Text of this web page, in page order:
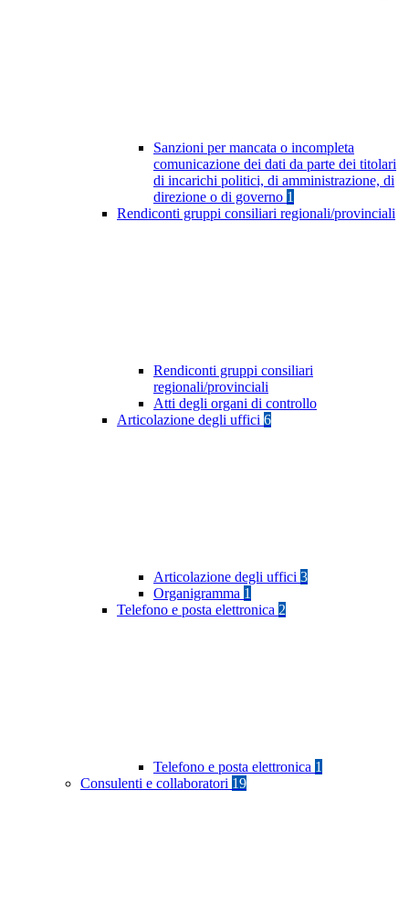
Sanzioni per mancata o incompleta
comunicazione dei dati da parte dei titolari
di incarichi politici, di amministrazione, di
direzione o di governo 1
Rendiconti gruppi consiliari regionali/provinciali
Rendiconti gruppi consiliari
regionali/provinciali
Atti degli organi di controllo
Articolazione degli uffici 6
Articolazione degli uffici 3
Organigramma 1
Telefono e posta elettronica 2
Telefono e posta elettronica 1
Consulenti e collaboratori 19